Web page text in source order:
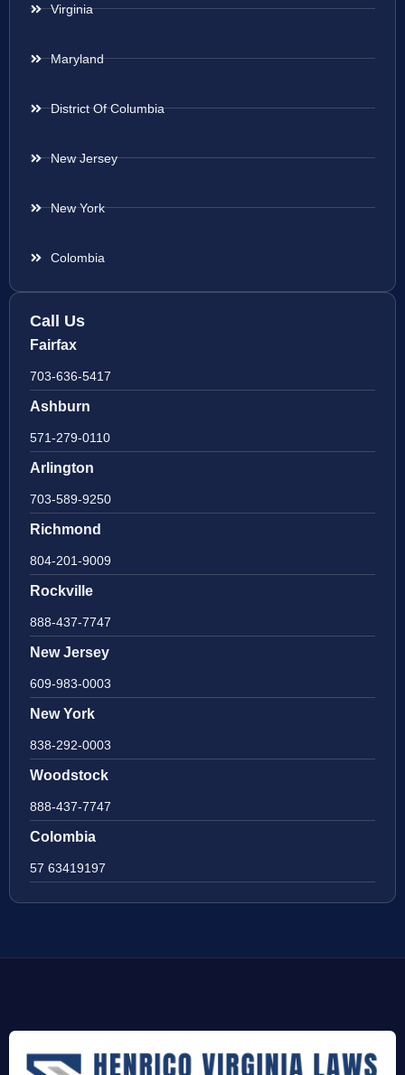
Virginia
Maryland
District Of Columbia
New Jersey
New York
Colombia
Call Us
Fairfax
703-636-5417
Ashburn
571-279-0110
Arlington
703-589-9250
Richmond
804-201-9009
Rockville
888-437-7747
New Jersey
609-983-0003
New York
838-292-0003
Woodstock
888-437-7747
Colombia
57 63419197